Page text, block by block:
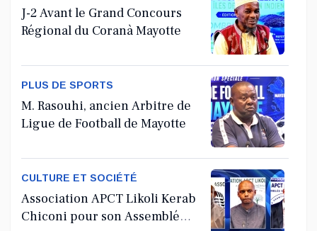
J-2 Avant le Grand Concours
Régional du Coranà Mayotte
PLUS DE SPORTS
M. Rasouhi, ancien Arbitre de
Ligue de Football de Mayotte
CULTURE ET SOCIÉTÉ
Association APCT Likoli Kerab
Chiconi pour son Assemblée